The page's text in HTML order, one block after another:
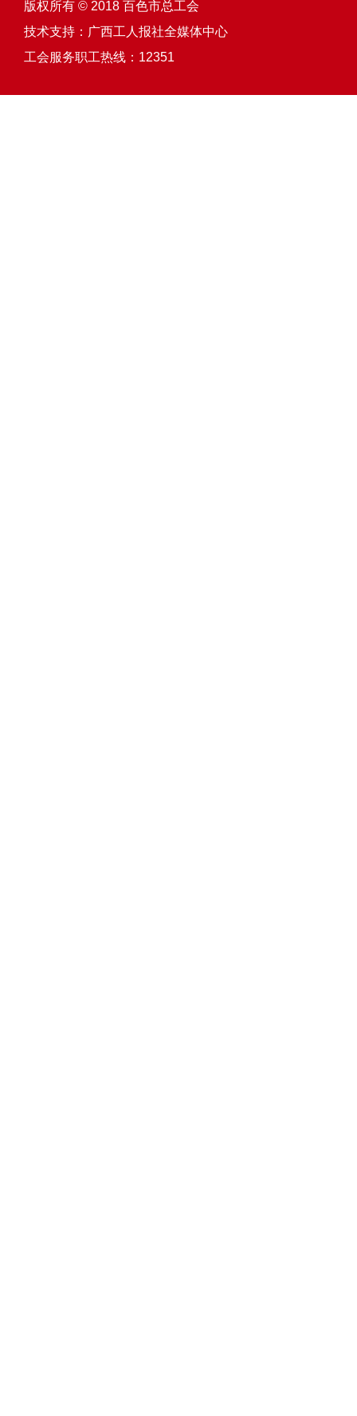
版权所有 © 2018 百色市总工会
技术支持： 广西工人报社全媒体中心
工会服务职工热线：12351